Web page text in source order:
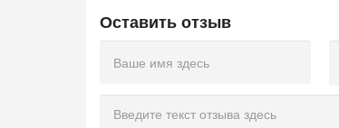
Оставить отзыв